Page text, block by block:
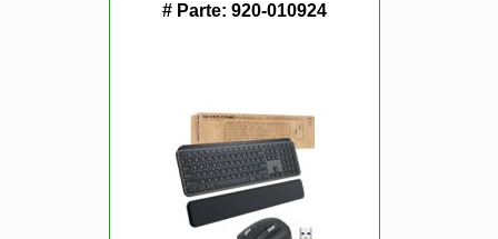
# Parte: 920-010924